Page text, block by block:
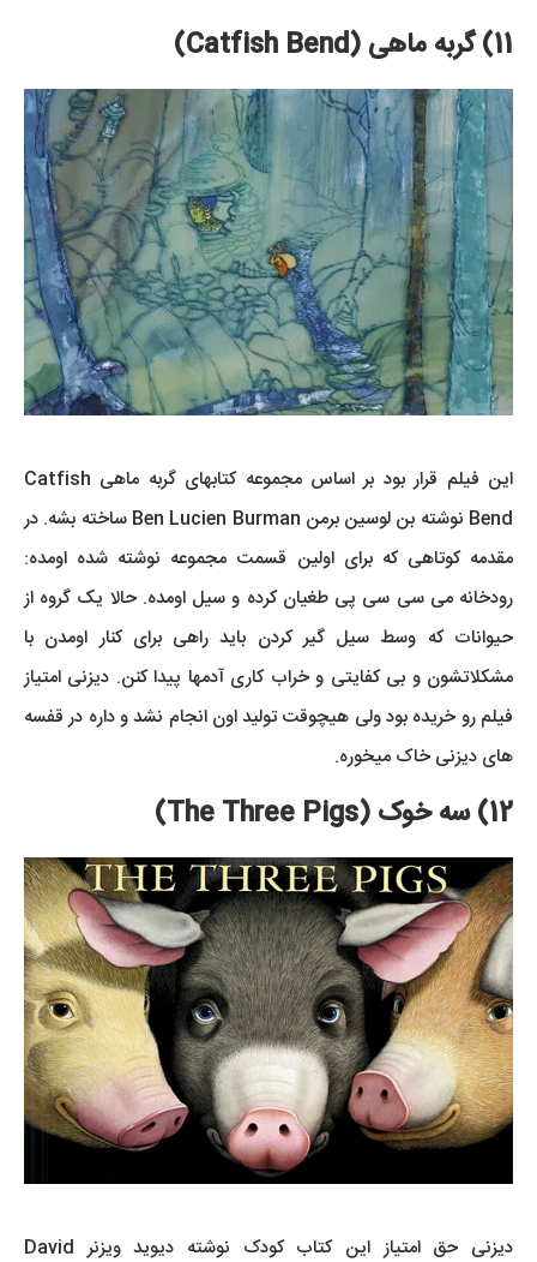
11) گربه ماهی (Catfish Bend)
این فیلم قرار بود بر اساس مجموعه کتابهای گربه ماهی Catfish
Bend نوشته بن لوسین برمن Ben Lucien Burman ساخته بشه. در
مقدمه کوتاهی که برای اولین قسمت مجموعه نوشته شده اومده:
رودخانه می سی سی پی طغیان کرده و سیل اومده. حالا یک گروه از
حیوانات که وسط سیل گیر کردن باید راهی برای کنار اومدن با
مشکلاتشون و بی کفایتی و خراب کاری آدمها پیدا کنن. دیزنی امتیاز
فیلم رو خریده بود ولی هیچوقت تولید اون انجام نشد و داره در قفسه
های دیزنی خاک میخوره.
12) سه خوک (The Three Pigs)
دیزنی حق امتیاز این کتاب کودک نوشته دیوید ویزنر David